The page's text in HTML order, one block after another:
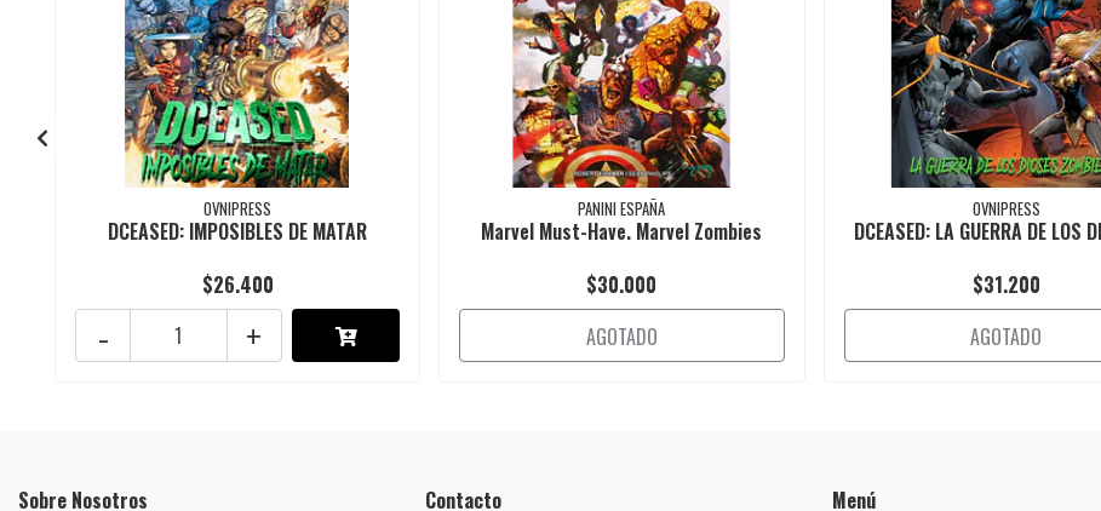
OVNIPRESS
DCEASED: IMPOSIBLES DE MATAR
$26.400
+
-
PANINI ESPAÑA
Marvel Must-Have. Marvel Zombies
$30.000
AGOTADO
OVNIPRESS
DCEASED: LA GUERRA DE LOS
$31.200
AGOTADO
Sobre Nosotros Contacto Menú